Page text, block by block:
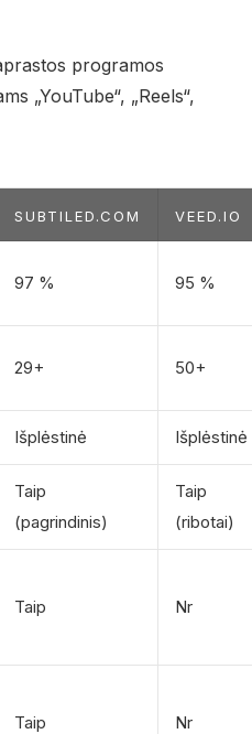
programos
„YouTube“, „Reels“,
SUBTILED.COM VEED.IO
97 % 95 %
29+ 50+
Išplėstinė Išplėstinė
Taip
(pagrindinis)
Taip
(ribotai)
Taip Nr
Taip Nr